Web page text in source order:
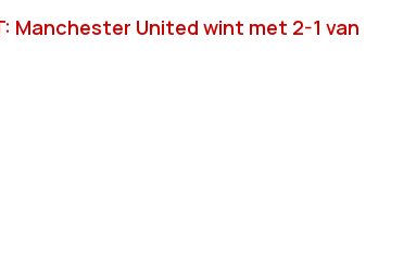
Manchester United wint met 2-1 van